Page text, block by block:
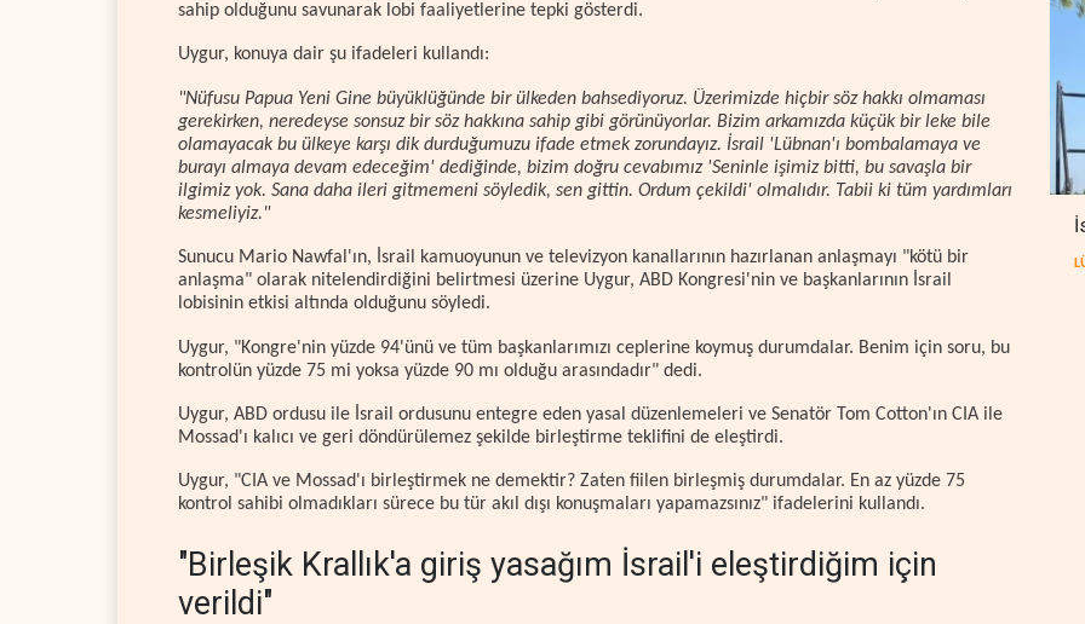
sahip olduğunu savunarak lobi faaliyetlerine tepki gösterdi.
Uygur, konuya dair şu ifadeleri kullandı:
"Nüfusu Papua Yeni Gine büyüklüğünde bir ülkeden bahsediyoruz. Üzerimizde hiçbir söz hakkı olmaması
gerekirken, neredeyse sonsuz bir söz hakkına sahip gibi görünüyorlar. Bizim arkamızda küçük bir leke bile
olamayacak bu ülkeye karşı dik durduğumuzu ifade etmek zorundayız. İsrail 'Lübnan'ı bombalamaya ve
burayı almaya devam edeceğim' dediğinde, bizim doğru cevabımız 'Seninle işimiz bitti, bu savaşla bir
ilgimiz yok. Sana daha ileri gitmemeni söyledik, sen gittin. Ordum çekildi' olmalıdır. Tabii ki tüm yardımları
kesmeliyiz."
Sunucu Mario Nawfal'ın, İsrail kamuoyunun ve televizyon kanallarının hazırlanan anlaşmayı "kötü bir
anlaşma" olarak nitelendirdiğini belirtmesi üzerine Uygur, ABD Kongresi'nin ve başkanlarının İsrail
lobisinin etkisi altında olduğunu söyledi.
Uygur, "Kongre'nin yüzde 94'ünü ve tüm başkanlarımızı ceplerine koymuş durumdalar. Benim için soru, bu
kontrolün yüzde 75 mi yoksa yüzde 90 mı olduğu arasındadır" dedi.
Uygur, ABD ordusu ile İsrail ordusunu entegre eden yasal düzenlemeleri ve Senatör Tom Cotton'ın CIA ile
Mossad'ı kalıcı ve geri döndürülemez şekilde birleştirme teklifini de eleştirdi.
Uygur, "CIA ve Mossad'ı birleştirmek ne demektir? Zaten fiilen birleşmiş durumdalar. En az yüzde 75
kontrol sahibi olmadıkları sürece bu tür akıl dışı konuşmaları yapamazsınız" ifadelerini kullandı.
"Birleşik Krallık'a giriş yasağım İsrail'i eleştirdiğim için
verildi"